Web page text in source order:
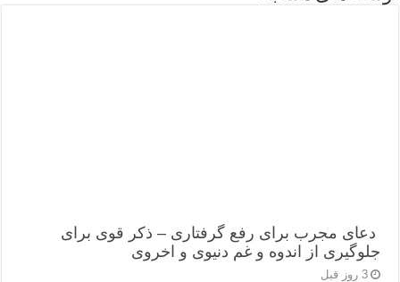
دعای مجرب برای رفع گرفتاری – ذکر قوی برای
جلوگیری از اندوه و غم دنیوی و اخروی
3 روز قبل